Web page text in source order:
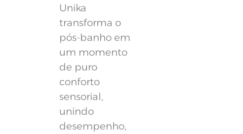
Unika
transforma o
pós-banho em
um momento
de puro
conforto
sensorial,
unindo
desempenho,